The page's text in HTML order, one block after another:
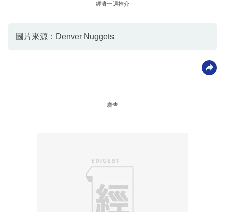
經濟一週推介
圖片來源：Denver Nuggets
廣告